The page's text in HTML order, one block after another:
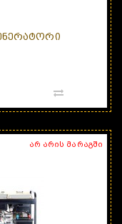
არ არის მარაგში